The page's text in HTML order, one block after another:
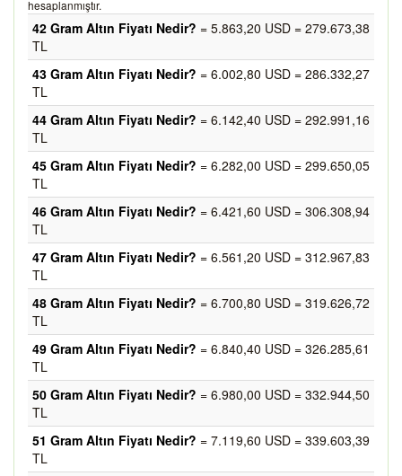
hesaplanmıştır.
42 Gram Altın Fiyatı Nedir? = 5.863,20 USD = 279.673,38
TL
43 Gram Altın Fiyatı Nedir? = 6.002,80 USD = 286.332,27
TL
44 Gram Altın Fiyatı Nedir? = 6.142,40 USD = 292.991,16
TL
45 Gram Altın Fiyatı Nedir? = 6.282,00 USD = 299.650,05
TL
46 Gram Altın Fiyatı Nedir? = 6.421,60 USD = 306.308,94
TL
47 Gram Altın Fiyatı Nedir? = 6.561,20 USD = 312.967,83
TL
48 Gram Altın Fiyatı Nedir? = 6.700,80 USD = 319.626,72
TL
49 Gram Altın Fiyatı Nedir? = 6.840,40 USD = 326.285,61
TL
50 Gram Altın Fiyatı Nedir? = 6.980,00 USD = 332.944,50
TL
51 Gram Altın Fiyatı Nedir? = 7.119,60 USD = 339.603,39
TL